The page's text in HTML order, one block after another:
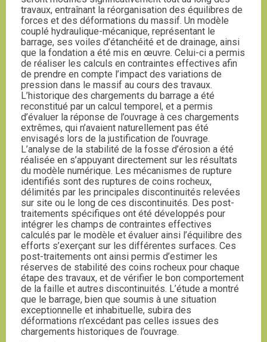
travaux, entraînant la réorganisation des équilibres de
forces et des déformations du massif. Un modèle
couplé hydraulique-mécanique, représentant le
barrage, ses voiles d’étanchéité et de drainage, ainsi
que la fondation a été mis en œuvre. Celui-ci a permis
de réaliser les calculs en contraintes effectives afin
de prendre en compte l’impact des variations de
pression dans le massif au cours des travaux.
L’historique des chargements du barrage a été
reconstitué par un calcul temporel, et a permis
d’évaluer la réponse de l’ouvrage à ces chargements
extrêmes, qui n’avaient naturellement pas été
envisagés lors de la justification de l’ouvrage.
L’analyse de la stabilité de la fosse d’érosion a été
réalisée en s’appuyant directement sur les résultats
du modèle numérique. Les mécanismes de rupture
identifiés sont des ruptures de coins rocheux,
délimités par les principales discontinuités relevées
sur site ou le long de ces discontinuités. Des post-
traitements spécifiques ont été développés pour
intégrer les champs de contraintes effectives
calculés par le modèle et évaluer ainsi l’équilibre des
efforts s’exerçant sur les différentes surfaces. Ces
post-traitements ont ainsi permis d’estimer les
réserves de stabilité des coins rocheux pour chaque
étape des travaux, et de vérifier le bon comportement
de la faille et autres discontinuités. L’étude a montré
que le barrage, bien que soumis à une situation
exceptionnelle et inhabituelle, subira des
déformations n’excédant pas celles issues des
chargements historiques de l’ouvrage.